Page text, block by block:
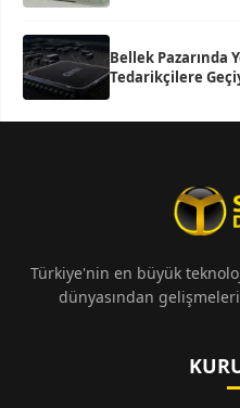
Bellek Pazarında
Tedarikçilere
Türkiye'nin en büyük
dünyasından